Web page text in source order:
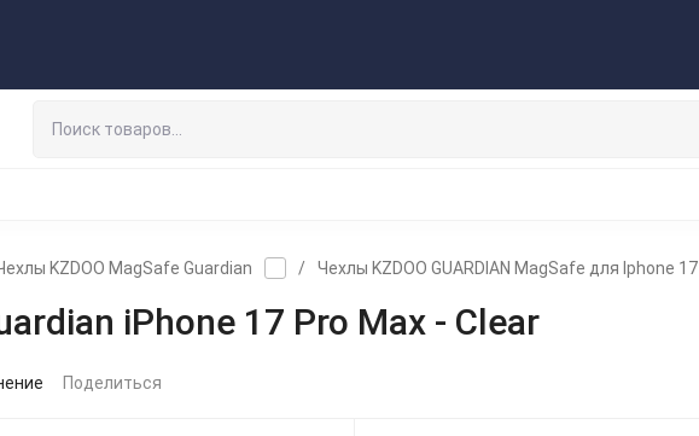
KZDOO MagSafe Guardian / Чехлы KZDOO GUARDIAN MagSafe для Iphone 17
iPhone 17 Pro Max - Clear
Поделиться